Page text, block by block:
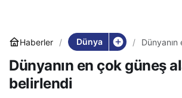
Haberler Dünya
Dünyanın
Dünyanın en çok güneş
belirlendi